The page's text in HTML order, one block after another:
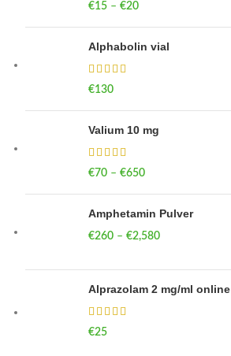
€15 – €20
Alphabolin vial
€130
Valium 10 mg
€70 – €650
Amphetamin Pulver
€260 – €2,580
Alprazolam 2 mg/ml online
€25